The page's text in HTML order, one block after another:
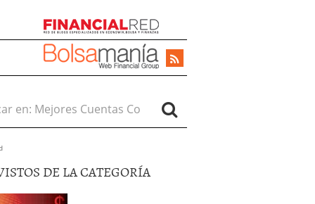
en:
DE LA CATEGORÍA